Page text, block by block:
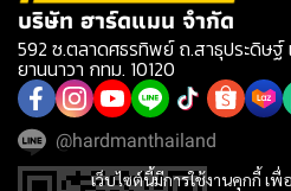
เว็บไซต์นี้มีการใช้งานคุกกี้ เ
บริษัท ฮาร์ดแมน จำกัด
592 ซ.ตลาดศธรทิพย์ ถ.สาธุประดิษ
ยานนาวา กทม. 10120
@hardmanthailand